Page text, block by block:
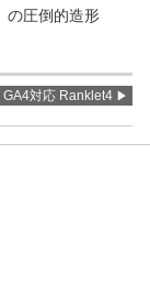
の圧倒的造形
対応 Ranklet4